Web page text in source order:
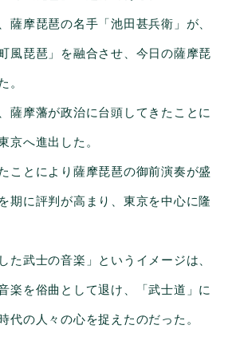
薩摩琵琶の名手「池田甚兵衛」が、
風琵琶」を融合させ、今日の薩摩琵
。
薩摩藩が政治に台頭してきたことに
京へ進出した。
ことにより薩摩琵琶の御前演奏が盛
期に評判が高まり、 東京を中心に隆
た武士の音楽」というイメージは、
楽を俗曲として退け、「武士道」に
代の人々の心を捉えたのだった。